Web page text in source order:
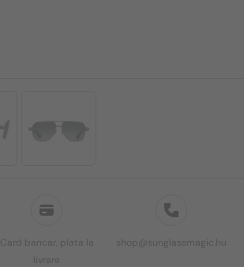
Card bancar, plata la
livrare
shop@sunglassmagic.hu